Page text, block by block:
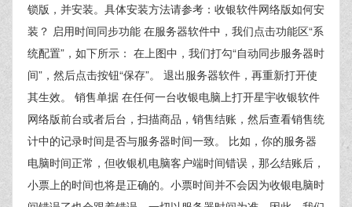
锁版，并安装。具体安装方法请参考：收银软件网络版如何安
装？ 启用时间同步功能 在服务器软件中，我们点击功能区“系
统配置”，如下所示： 在上图中，我们打勾“自动同步服务器时
间”，然后点击按钮“保存”。 退出服务器软件，再重新打开使
其生效。 销售单据 在任何一台收银电脑上打开星宇收银软件
网络版前台或者后台，扫描商品，销售结账，然后查看销售统
计中的记录时间是否与服务器时间一致。 比如，你的服务器
电脑时间正常，但收银机电脑客户端时间错误，那么结账后，
小票上的时间也将是正确的。小票时间并不会因为收银电脑时